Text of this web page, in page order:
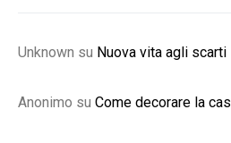
Unknown su Nuova vita agli scarti
Anonimo su Come decorare la